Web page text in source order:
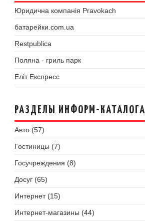
Юридична компанія Pravokach
батарейки.com.ua
Restpublica
Поляна - гриль парк
Еліт Експресс
РАЗДЕЛЫ ИНФОРМ-КАТАЛОГА
Авто (57)
Гостиницы (7)
Госучреждения (8)
Досуг (65)
Интернет (15)
Интернет-магазины (44)